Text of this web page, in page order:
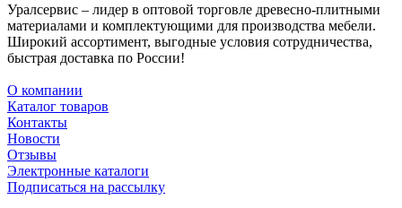
Уралсервис – лидер в оптовой торговле древесно-плитными
материалами и комплектующими для производства мебели.
Широкий ассортимент, выгодные условия сотрудничества,
быстрая доставка по России!
О компании
Каталог товаров
Контакты
Новости
Отзывы
Электронные каталоги
Подписаться на рассылку